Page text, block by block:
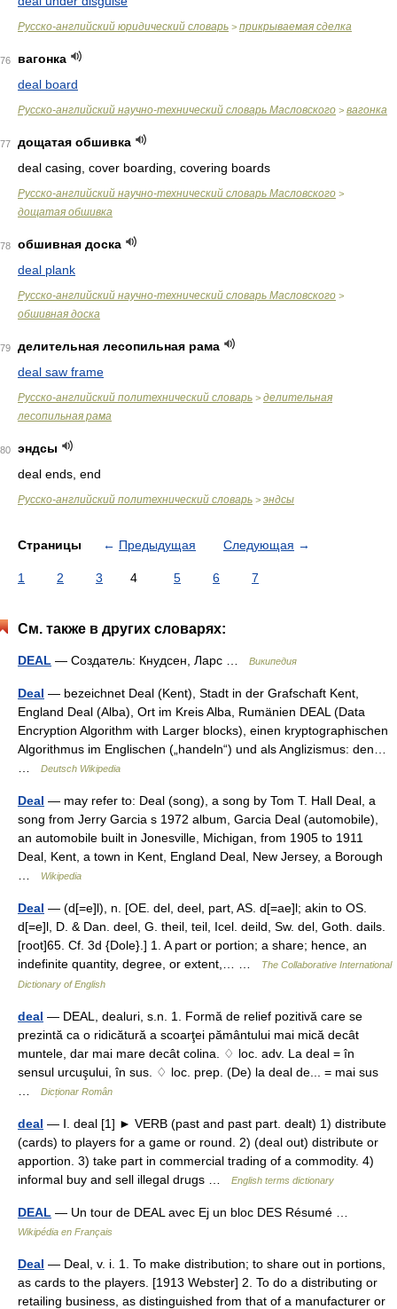
Русско-английский юридический словарь > прикрываемая сделка
76
вагонка
deal board
Русско-английский научно-технический словарь Масловского > вагонка
77
дощатая обшивка
deal casing, cover boarding, covering boards
Русско-английский научно-технический словарь Масловского >
дощатая обшивка
78
обшивная доска
deal plank
Русско-английский научно-технический словарь Масловского >
обшивная доска
79
делительная лесопильная рама
deal saw frame
Русско-английский политехнический словарь > делительная
лесопильная рама
80
эндсы
deal ends, end
Русско-английский политехнический словарь > эндсы
Страницы ← Предыдущая Следующая →
1 2 3 4 5 6 7
См. также в других словарях:
DEAL — Создатель: Кнудсен, Ларс … Википедия
Deal — bezeichnet Deal (Kent), Stadt in der Grafschaft Kent,
England Deal (Alba), Ort im Kreis Alba, Rumänien DEAL (Data
Encryption Algorithm with Larger blocks), einen kryptographischen
Algorithmus im Englischen („handeln“) und als Anglizismus: den…
Deutsch Wikipedia
Deal — may refer to: Deal (song), a song by Tom T. Hall Deal, a
song from Jerry Garcia s 1972 album, Garcia Deal (automobile),
an automobile built in Jonesville, Michigan, from 1905 to 1911
Deal, Kent, a town in Kent, England Deal, New Jersey, a Borough
Wikipedia
Deal — (d[=e]l), n. [OE. del, deel, part, AS. d[=ae]l; akin to OS.
d[=e]l, D. & Dan. deel, G. theil, teil, Icel. deild, Sw. del, Goth. dails.
[root]65. Cf. 3d {Dole}.] 1. A part or portion; a share; hence, an
indefinite quantity, degree, or extent,… …
The Collaborative International
Dictionary of English
deal — DEAL, dealuri, s.n. 1. Formă de relief pozitivă care se
prezintă ca o ridicătură a scoarţei pământului mai mică decât
muntele, dar mai mare decât colina. ♢ loc. adv. La deal = în
sensul urcuşului, în sus. ♢ loc. prep. (De) la deal de... = mai sus
Dicționar Român
deal — Ⅰ. deal [1] ► VERB (past and past part. dealt) 1) distribute
(cards) to players for a game or round. 2) (deal out) distribute or
apportion. 3) take part in commercial trading of a commodity. 4)
informal buy and sell illegal drugs …
English terms dictionary
DEAL — Un tour de DEAL avec Ej un bloc DES Résumé …
Wikipédia en Français
Deal — Deal, v. i. 1. To make distribution; to share out in portions,
as cards to the players. [1913 Webster] 2. To do a distributing or
retailing business, as distinguished from that of a manufacturer or